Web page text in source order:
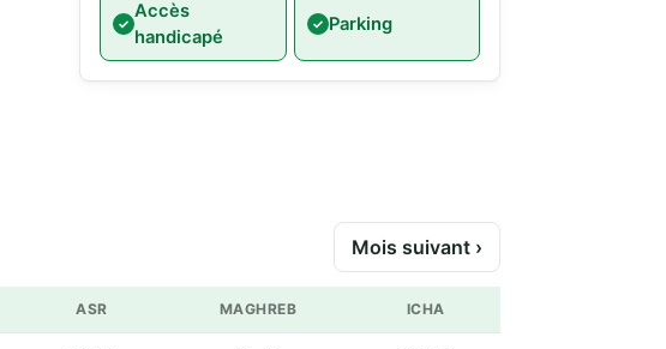
Accès
handicapé
Parking
Mois suivant ›
ASR MAGHREB ICHA